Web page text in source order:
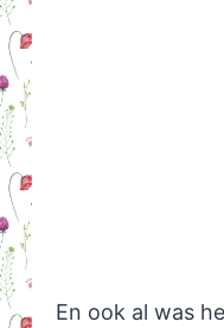
En ook al was